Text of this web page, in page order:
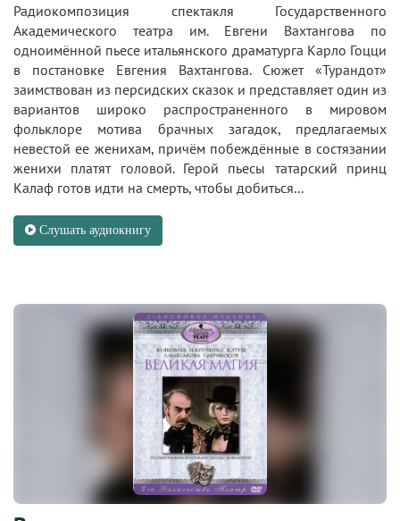
Радиокомпозиция спектакля Государственного
Академического театра им. Евгени Вахтангова по
одноимённой пьесе итальянского драматурга Карло Гоцци
в постановке Евгения Вахтангова. Сюжет «Турандот»
заимствован из персидских сказок и представляет один из
вариантов широко распространенного в мировом
фольклоре мотива брачных загадок, предлагаемых
невестой ее женихам, причём побеждённые в состязании
женихи платят головой. Герой пьесы татарский принц
Калаф готов идти на смерть, чтобы добиться...
Слушать аудиокнигу